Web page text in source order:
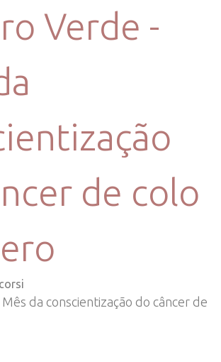
Verde -
de colo
da conscientização do câncer de